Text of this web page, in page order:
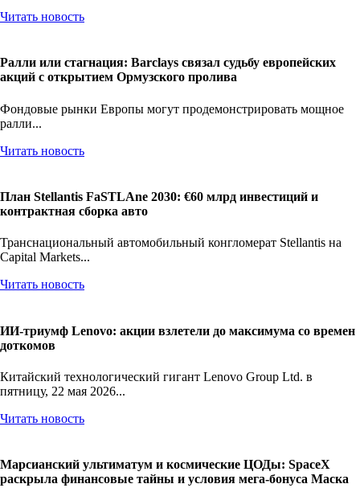
Читать новость
Ралли или стагнация: Barclays связал судьбу европейских
акций с открытием Ормузского пролива
Фондовые рынки Европы могут продемонстрировать мощное
ралли...
Читать новость
План Stellantis FaSTLAne 2030: €60 млрд инвестиций и
контрактная сборка авто
Транснациональный автомобильный конгломерат Stellantis на
Capital Markets...
Читать новость
ИИ-триумф Lenovo: акции взлетели до максимума со времен
доткомов
Китайский технологический гигант Lenovo Group Ltd. в
пятницу, 22 мая 2026...
Читать новость
Марсианский ультиматум и космические ЦОДы: SpaceX
раскрыла финансовые тайны и условия мега-бонуса Маска